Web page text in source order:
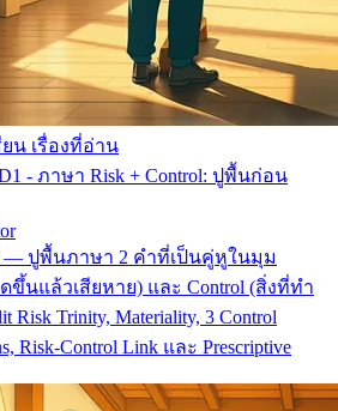
ยน เรื่องที่อ่าน
- ภาษา Risk + Control: ปูพื้นก่อน
— ปูพื้นภาษา 2 คำที่เป็นคู่หูในมุม
ดขึ้นแล้วเสียหาย) และ Control (สิ่งที่ทำ
Trinity, Materiality, 3 Control
Risk-Control Link และ Prescriptive